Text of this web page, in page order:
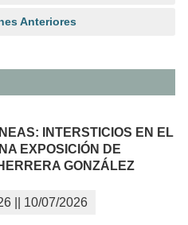
Anteriores
INTERSTICIOS EN EL
EXPOSICIÓN DE
GONZÁLEZ
10/07/2026